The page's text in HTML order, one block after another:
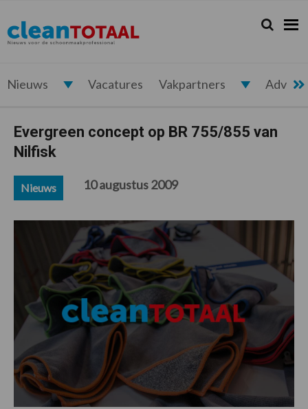
de
hoofdnavigatie
de
hoofd
de
eerste
de
voettekst
Cleantotaal.nl
Het
laatste
voor
schoonmaak
Zoeken...
Zoek
Nieuws Vacatures Vakpartners
Evergreen concept op BR 755/855 van
Nilfisk
Nieuws 10 augustus 2009